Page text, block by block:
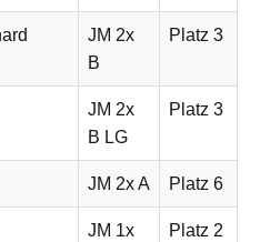
JM 2x
B
Platz 3
JM 2x
B LG
Platz 3
JM 2x A Platz 6
JM 1x
Platz 2